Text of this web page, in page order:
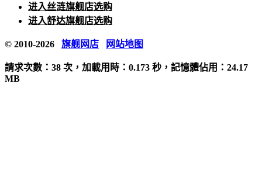
进入丝涟旗舰店选购
进入舒达旗舰店选购
© 2010-2026 旗舰网店 网站地图
請求次數：38 次，加載用時：0.173 秒，記憶體佔用：24.17
MB